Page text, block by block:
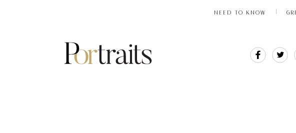
NEED TO KNOW
Share